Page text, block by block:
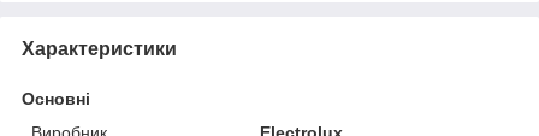
Характеристики
Основні
Виробник
Electrolux